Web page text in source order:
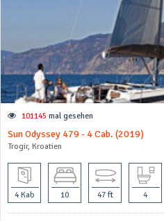
101145 mal gesehen
Sun Odyssey 479 - 4 Cab. (2019)
Trogir, Kroatien
4 Kab 10 47 ft 4